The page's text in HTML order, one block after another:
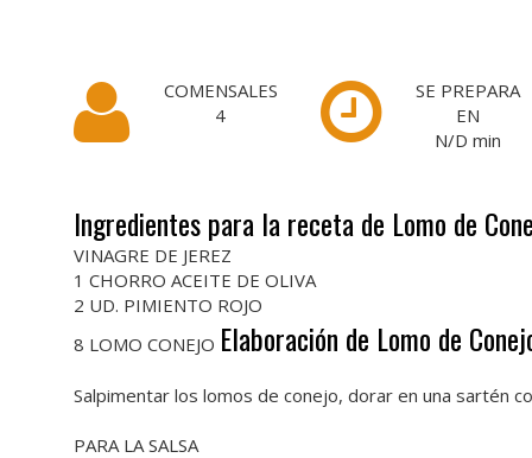
COMENSALES
4
SE PREPARA
EN
N/D min
Ingredientes para la receta de Lomo de
VINAGRE DE JEREZ
1 CHORRO ACEITE DE OLIVA
2 UD. PIMIENTO ROJO
8 LOMO CONEJO Elaboración de Lomo de
Salpimentar los lomos de conejo, dorar en una sartén
PARA LA SALSA